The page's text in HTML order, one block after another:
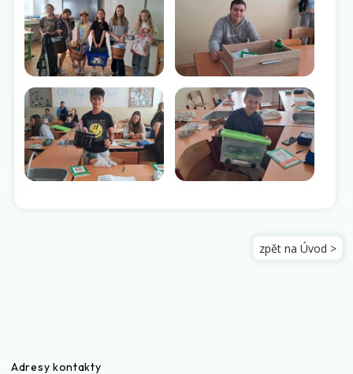
zpět na Úvod >
Adresy kontakty